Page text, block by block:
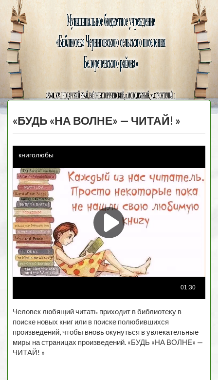
Черниговская
библиотека
МЕНЮ
«БУДЬ «НА ВОЛНЕ» — ЧИТАЙ! »
Человек любящий читать приходит в библиотеку в
поиске новых книг или в поиске полюбившихся
произведений, чтобы вновь окунуться в увлекательные
миры на страницах произведений. «БУДЬ «НА ВОЛНЕ» —
ЧИТАЙ! »